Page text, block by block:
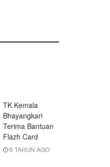
TK Kemala
Bhayangkari
Terima Bantuan
Flazh Card
6 TAHUN AGO